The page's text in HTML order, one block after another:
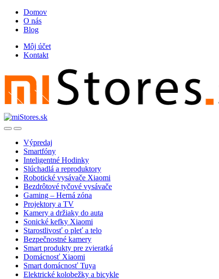
Skip
navigation
Skip
content
Domov
O nás
Blog
Môj účet
Kontakt
OpenClose
Výpredaj
Smartfóny
Inteligentné Hodinky
Slúchadlá a reproduktory
Robotické vysávače Xiaomi
Bezdrôtové tyčové vysávače
Gaming – Herná zóna
Projektory a TV
Kamery a držiaky do auta
Sonické kefky Xiaomi
Starostlivosť o pleť a telo
Bezpečnostné kamery
Smart produkty pre zvieratká
Domácnosť Xiaomi
Smart domácnosť Tuya
Elektrické kolobežky a bicykle